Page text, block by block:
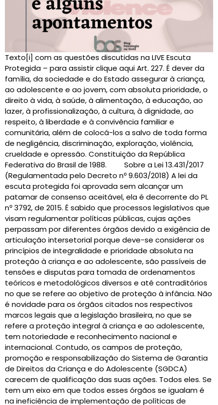
Texto[i] com as questões discutidas na LIVE Escuta
Protegida – para assistir clique aqui Art. 227. É dever da
família, da sociedade e do Estado assegurar à criança,
ao adolescente e ao jovem, com absoluta prioridade, o
direito à vida, à saúde, à alimentação, à educação, ao
lazer, à profissionalização, à cultura, à dignidade, ao
respeito, à liberdade e à convivência familiar e
comunitária, além de colocá-los a salvo de toda forma
de negligência, discriminação, exploração, violência,
crueldade e opressão. Constituição da República
Federativa do Brasil de 1988. Sobre a Lei 13.431/2017
(Regulamentada pelo Decreto nº 9.603/2018) A lei da
escuta protegida foi aprovada sem alcançar um
patamar de consenso aceitável, ela é decorrente do PL
nº 3792, de 2015. É sabido que processos legislativos que
visam regulamentar políticas públicas, cujas ações
perpassam por diferentes órgãos devido a exigência de
articulação intersetorial porque deve-se considerar os
princípios de integralidade e prioridade absoluta na
proteção à criança e ao adolescente, são passíveis de
tensões e disputas para tomada de ordenamentos
teóricos e metodológicos diversos e até contraditórios
no que se refere ao objetivo de proteção à infância. Não
é novidade para os órgãos citados nos respectivos
marcos legais que a legislação brasileira, no que se
refere a proteção integral à criança e ao adolescente,
tem notoriedade e reconhecimento nacional e
internacional. Contudo, os campos de proteção,
promoção e responsabilização do Sistema de Garantia
de Direitos da Criança e do Adolescente (SGDCA)
carecem de qualificação das suas ações. Todos eles. Se
tem um eixo em que todos esses órgãos se igualam é
na ineficiência de implementação de políticas de